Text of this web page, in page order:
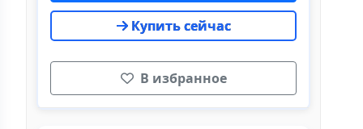
Купить сейчас
В избранное